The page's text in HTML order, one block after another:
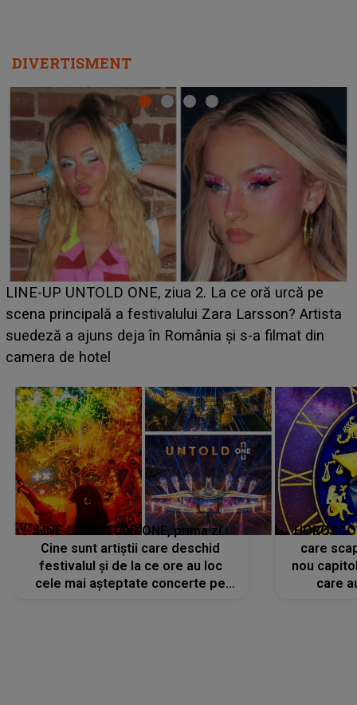
DIVERTISMENT
Ce a dezvăluit noua concurentă din "Casa Iubirii" l-a
luat prin surprindere pe Emanuel. CINE ESTE
BĂIATUL VIZAT de Alexandra?! Aflându-se în fața
faptului împlinit, A RECUNOSCUT IMEDIAT: "Am
LINE-UP UNTOLD ONE, prima zi.
Cine sunt artiștii care deschid
festivalul și de la ce ore au loc
cele mai așteptate concerte pe
care
nou
care